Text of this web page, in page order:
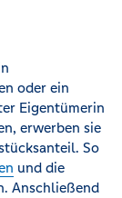
oder ein
Eigentümerin
erwerben sie
So
und die
Anschließend